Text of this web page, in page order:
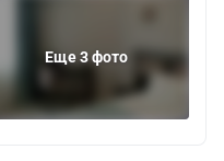
Еще 3 фото